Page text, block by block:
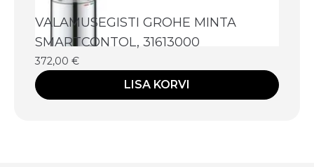
VALAMUSEGISTI GROHE MINTA
SMARTCONTOL, 31613000
372,00 €
LISA KORVI